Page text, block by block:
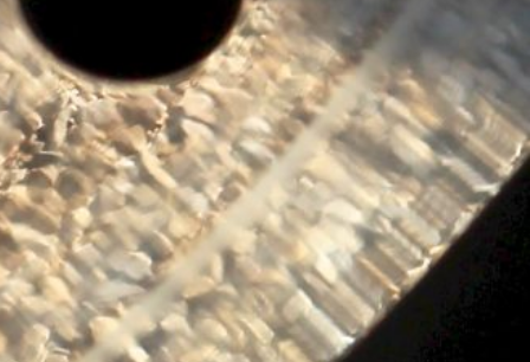
Lokwerkstatt
Presse & News
Karriere
Ausbildungszentrum